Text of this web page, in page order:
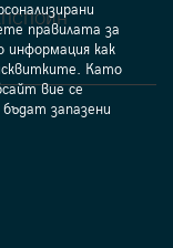
правилата за
как
Като
вие се
запазени